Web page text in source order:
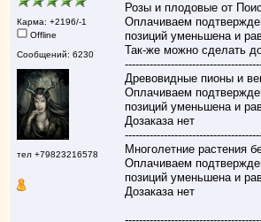
Карма: +2196/-1
Offline
Сообщений: 6230
тел +79823216578
Розы и плодовые от
Оплачиваем
позиций уменьшена и
Так-же можно сделать
Древовидные пионы и
Оплачиваем
позиций уменьшена и
Дозаказа нет
Многолетние растения
Оплачиваем
позиций уменьшена и
Дозаказа нет